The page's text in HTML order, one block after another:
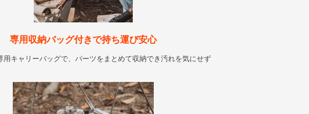
専用収納バッグ付きで持ち運び安心
用キャリーバッグで、パーツをまとめて収納でき汚れを気にせず